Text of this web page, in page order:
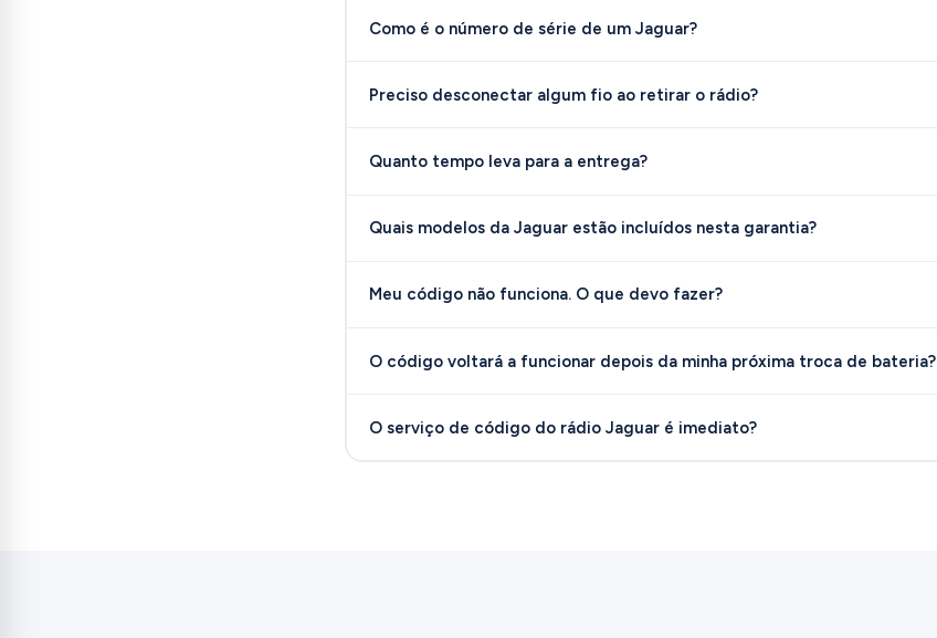
Como é o número de série de um Jaguar?
Preciso desconectar algum fio ao retirar o rádio?
Quanto tempo leva para a entrega?
Quais modelos da Jaguar estão incluídos nesta garantia?
Meu código não funciona. O que devo fazer?
O código voltará a funcionar depois da minha próxima troca de bateria?
O serviço de código do rádio Jaguar é imediato?